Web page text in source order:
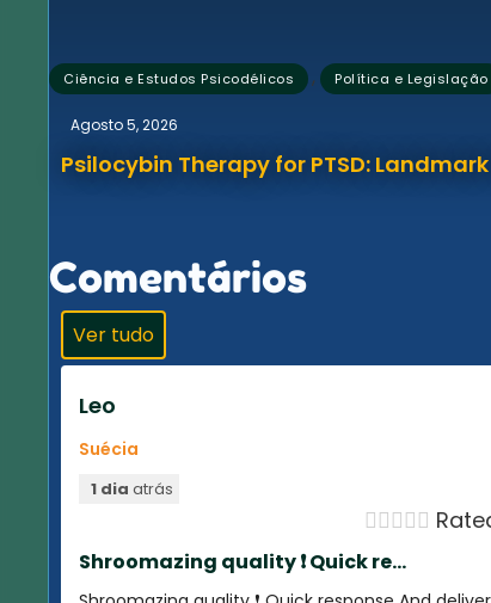
Ciência e Estudos Psicodélicos , Política e Legislação
Agosto 5, 2026
Psilocybin Therapy for PTSD:
Comentários
Ver tudo
Leo
Suécia
1 dia atrás

Shroomazing quality ❗️ Quick re...